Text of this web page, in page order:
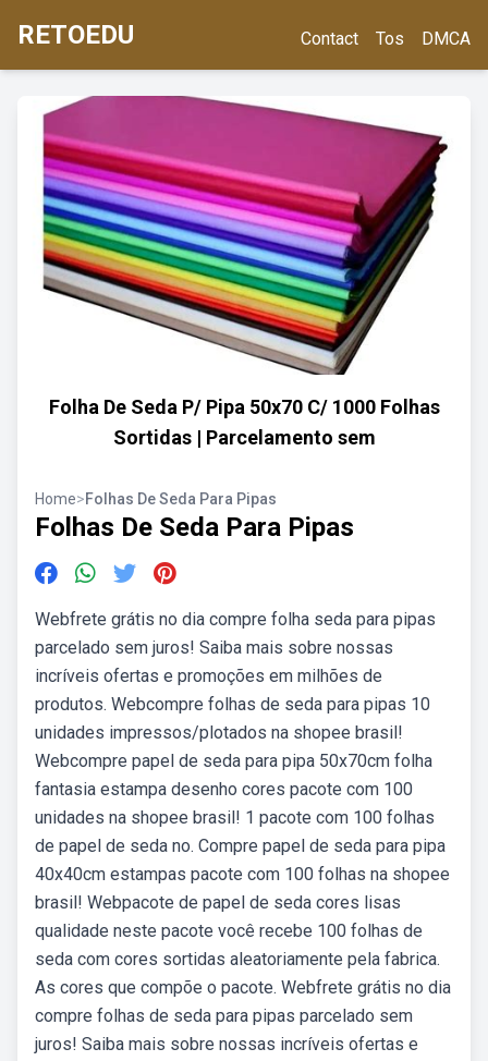
RETOEDU Contact Tos DMCA
Folha De Seda P/ Pipa 50x70 C/ 1000 Folhas
Sortidas | Parcelamento sem
Home>Folhas De Seda Para Pipas
Folhas De Seda Para Pipas
Webfrete grátis no dia compre folha seda para pipas
parcelado sem juros! Saiba mais sobre nossas
incríveis ofertas e promoções em milhões de
produtos. Webcompre folhas de seda para pipas 10
unidades impressos/plotados na shopee brasil!
Webcompre papel de seda para pipa 50x70cm folha
fantasia estampa desenho cores pacote com 100
unidades na shopee brasil! 1 pacote com 100 folhas
de papel de seda no. Compre papel de seda para pipa
40x40cm estampas pacote com 100 folhas na shopee
brasil! Webpacote de papel de seda cores lisas
qualidade neste pacote você recebe 100 folhas de
seda com cores sortidas aleatoriamente pela fabrica.
As cores que compõe o pacote. Webfrete grátis no dia
compre folhas de seda para pipas parcelado sem
juros! Saiba mais sobre nossas incríveis ofertas e